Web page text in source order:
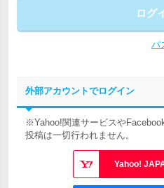
ログ
パ
外部アカウントでログイン
※Yahoo!関連サービスや
投稿は一切行われません。
Yahoo!